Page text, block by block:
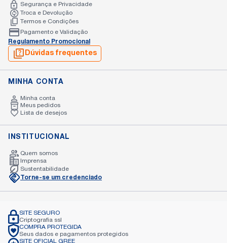
Segurança e Privacidade
Troca e Devolução
Termos e Condições
Pagamento e Validação
Regulamento Promocional
Dúvidas frequentes
MINHA CONTA
Minha conta
Meus pedidos
Lista de desejos
INSTITUCIONAL
Quem somos
Imprensa
Sustentabilidade
Torne-se um credenciado
SITE SEGURO
Criptografia ssl
COMPRA PROTEGIDA
Seus dados e pagamentos protegidos
SITE OFICIAL GREE